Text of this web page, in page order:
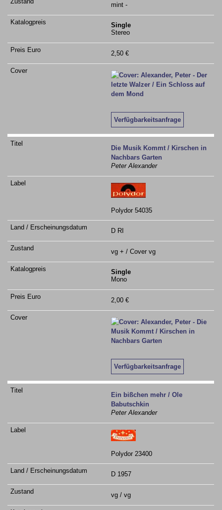
mint -
Single
Stereo
2,50 €
Verfügbarkeitsanfrage
Die Musik Kommt / Kirschen in
Nachbars Garten
Peter Alexander
Polydor 54035
D RI
vg + / Cover vg
Single
Mono
2,00 €
Verfügbarkeitsanfrage
Ein bißchen mehr / Ole
Babutschkin
Peter Alexander
Polydor 23400
D 1957
vg / vg